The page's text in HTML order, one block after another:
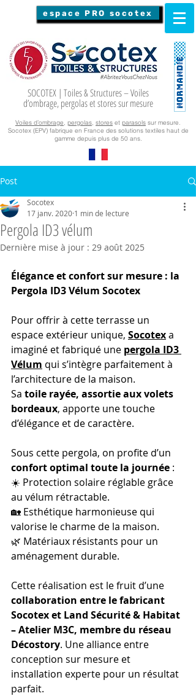
espace PRO socotex
SOCOTEX | Toiles & Structures – Voiles
d’ombrage, pergolas et stores sur mesure
Voiles d’ombrage, pergolas, stores et parasols sur mesure.
Socotex (EPV) fabrique en France des solutions textiles haut de
gamme depuis plus de 50 ans.
Post
Pergola ID3 vélum
Socotex
17 janv. 2020 1 min de lecture
Dernière mise à jour : 29 août 2025
Élégance et confort sur mesure : la
Pergola ID3 Vélum Socotex
Pour offrir à cette terrasse un
espace extérieur unique, Socotex a
imaginé et fabriqué une pergola ID3
Vélum qui s’intègre parfaitement à
l’architecture de la maison.
Sa toile rayée, assortie aux volets
bordeaux, apporte une touche
d’élégance et de caractère.
Sous cette pergola, on profite d’un
confort optimal toute la journée :
☀️ Protection solaire réglable grâce
au vélum rétractable.
🏡 Esthétique harmonieuse qui
valorise le charme de la maison.
🌿 Matériaux résistants pour un
aménagement durable.
Cette réalisation est le fruit d’une
collaboration entre le fabricant
Socotex et Land Sécurité & Habitat
– Atelier M3C, membre du réseau
Décostory. Une alliance entre
conception sur mesure et
installation experte pour un résultat
parfait.